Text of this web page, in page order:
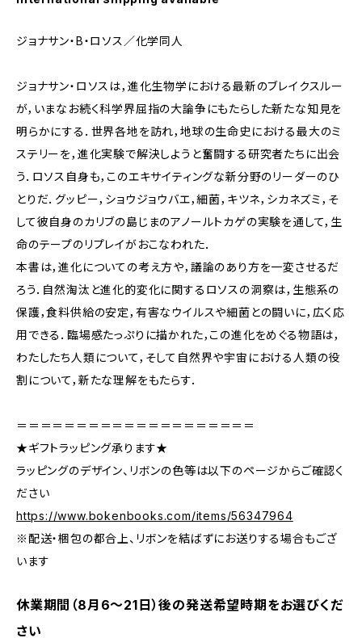
ジョナサン・B・ロソス／化学同人
ジョナサン・ロソスは，進化生物学における最新のブレイクスルー
が，いまなお続く科学界屈指の大論争にもたらした新たな知見を
明らかにする．世界各地を訪れ，地球の生命史における最大のミ
ステリーを，進化実験で解決しようと奮闘する研究者たちに出会
う．ロソス自身も，このエキサイティングな新分野のリーダーのひ
とりだ．グッピー，ショウジョウバエ，細菌，キツネ，シカネズミ，そ
して彼自身のカリブの島じまのアノールトカゲの実験を通して，生
命のテープのリプレイがおこなわれた．
本書は，進化についての考え方や，議論のあり方を一変させるだ
ろう．自然淘汰と進化的変化に関するロソスの洞察は，生態系の
保護，食料供給の安定，有害なウイルスや細菌との闘いに，広く応
用できる．臨場感たっぷりに描かれた，この進化をめぐる物語は，
わたしたち人類について，そして自然界や宇宙における人類の役
割について，新たな理解をもたらす．
＝＝＝＝＝＝＝＝＝＝＝＝＝＝＝＝＝＝＝＝
★ギフトラッピング承ります★
ラッピングのデザイン、リボンの色等は以下のページからご確認く
ださい
https://www.bokenbooks.com/items/56347964
※配送・梱包の都合上、リボンを結ばずにお送りする場合もござ
います
休業期間（8月6〜21日）後の発送希望時期をお選びくだ
さい